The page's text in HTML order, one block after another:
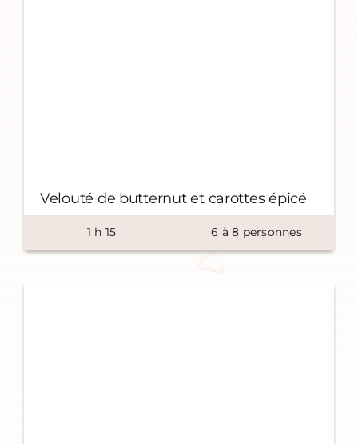
Velouté de butternut et carottes épicé
1 h 15 6 à8 personnes